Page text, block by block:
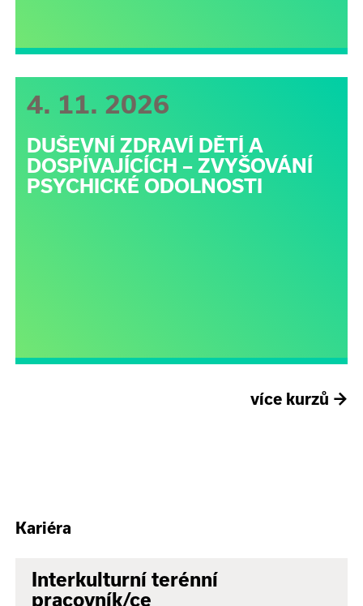
4. 11. 2026
DUŠEVNÍ ZDRAVÍ DĚTÍ A
DOSPÍVAJÍCÍCH – ZVYŠOVÁNÍ
PSYCHICKÉ ODOLNOSTI
více kurzů →
Kariéra
Interkulturní terénní
pracovník/ce